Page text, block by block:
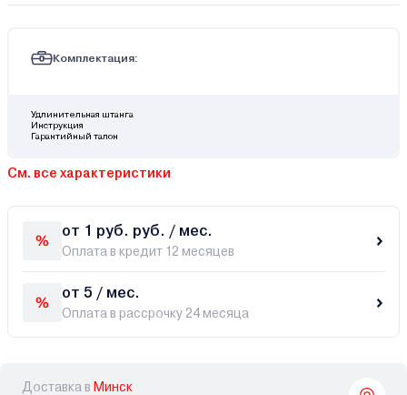
Комплектация:
Удлинительная штанга
Инструкция
Гарантийный талон
См. все характеристики
от 1 руб. руб. / мес.
Оплата в кредит 12 месяцев
от 5 / мес.
Оплата в рассрочку 24 месяца
Доставка в Минск